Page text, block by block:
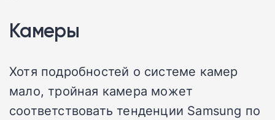
Камеры
Хотя подробностей о системе камер
мало, тройная камера может
соответствовать тенденции Samsung по